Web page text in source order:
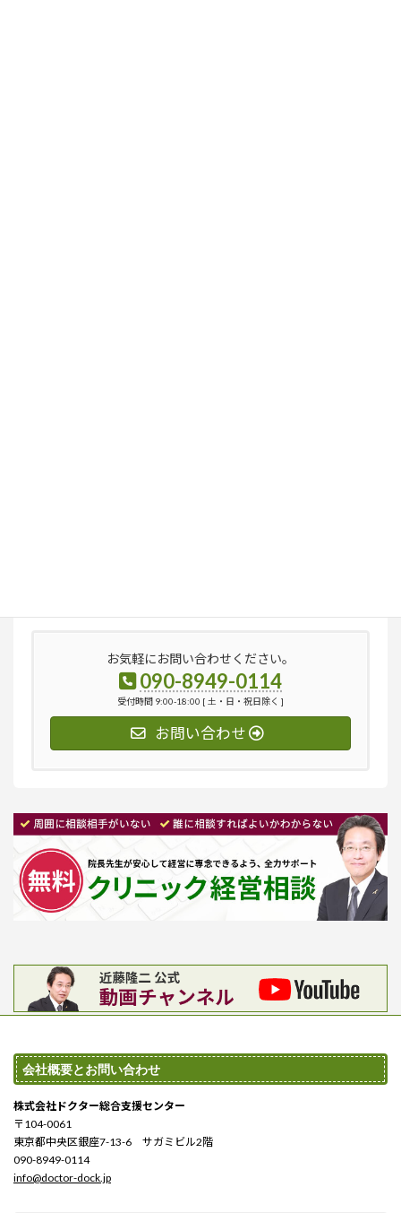
お気軽にお問い合わせください。
090-8949-0114
受付時間 9:00-18:00 [ 土・日・祝日除く ]
お問い合わせ
会社概要とお問い合わせ
株式会社ドクター総合支援センター
〒104-0061
東京都中央区銀座7-13-6 サガミビル2階
090-8949-0114
info@doctor-dock.jp